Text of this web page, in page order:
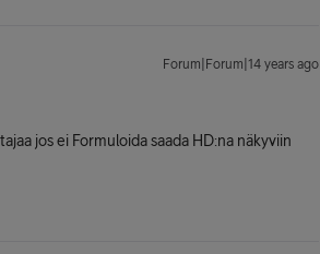
Forum|Forum|14 years ago
jos ei Formuloida saada HD:na näkyviin